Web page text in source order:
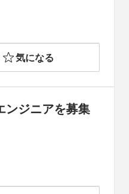
気になる
ンジニアを募集